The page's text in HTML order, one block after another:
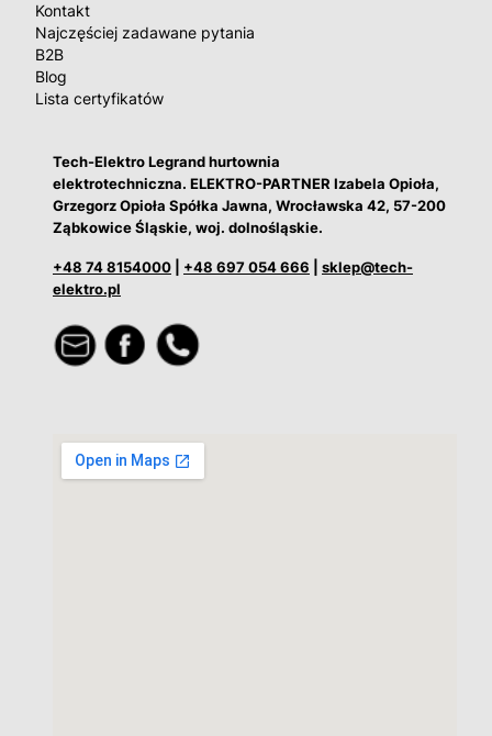
Kontakt
Najczęściej zadawane pytania
B2B
Blog
Lista certyfikatów
Tech-Elektro Legrand hurtownia
elektrotechniczna. ELEKTRO-PARTNER Izabela Opioła,
Grzegorz Opioła Spółka Jawna, Wrocławska 42, 57-200
Ząbkowice Śląskie, woj. dolnośląskie.
+48 74 8154000 +48 697 054 666
sklep@tech-
elektro.pl